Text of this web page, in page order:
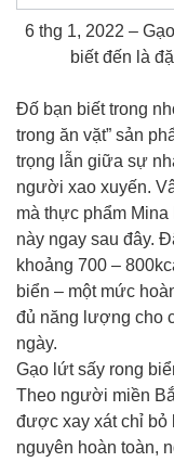
6 thg 1, 2022 –
biết đến là
Đố bạn biết trong
trong ăn vặt” sản
trọng lẫn giữa sự
người xao xuyến.
mà thực phẩm
này ngay sau đây.
khoảng 700 –
biển – một mức
đủ năng lượng cho
ngày.
Gạo lứt sấy rong
Theo người miền
được xay xát chỉ
nguyên hoàn toàn,